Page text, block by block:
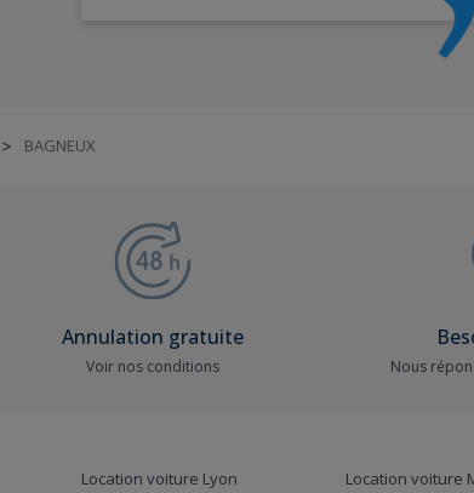
> BAGNEUX
Annulation gratuite
Voir nos conditions Nous
Location voiture Lyon Location voiture